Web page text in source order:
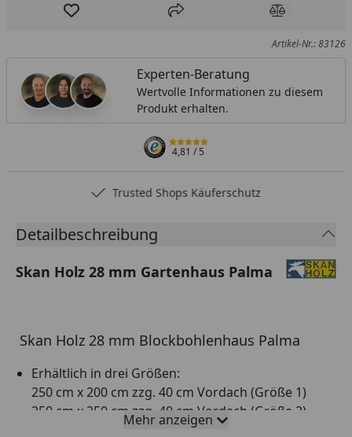
Produkt zur Wunschliste hinzufügen
Teilen Produkt
Artikel-Nr.: 83126
Experten-Beratung
Wertvolle Informationen zu diesem
Produkt erhalten.
4,81/ 5
Trusted Shops Käuferschutz
Detailbeschreibung
Skan Holz 28 mm Gartenhaus Palma
Skan Holz 28 mm Blockbohlenhaus Palma
Erhältlich in drei Größen:
250 cm x 200 cm zzg. 40 cm Vordach (Größe 1)
250 cm x 250 cm zzg. 40 cm Vordach (Größe 2)
250 cm x 300 cm zzg. 40 cm Vordach (Größe 3)
Mehr anzeigen